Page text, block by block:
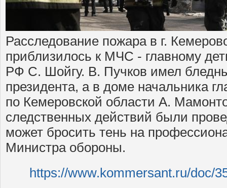
Расследование пожара в г.
приблизилось к МЧС - главному
РФ С. Шойгу. В. Пучков имел
президента, а в доме начальника
по Кемеровской области А.
следственных действий были
может бросить тень на
Министра обороны.
https://www.kommersant.ru/doc/